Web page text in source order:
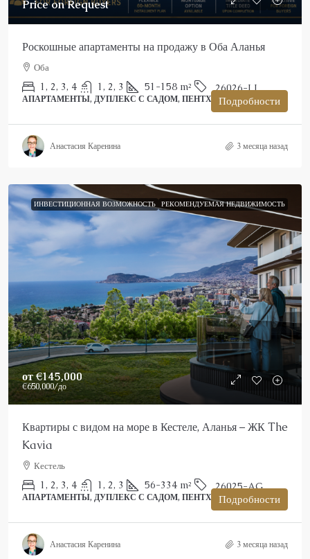
Price on Request
Роскошные апартаменты на продажу в Оба Аланья
Оба
1, 2, 3, 4 1, 2, 3 51-158 m² 26026-LI
АПАРТАМЕНТЫ, ДУПЛЕКС С САДОМ, ПЕНТХАУСПодробности
Анастасия Каренина 3 месяца назад
ИНВЕСТИЦИОННАЯ ВОЗМОЖНОСТЬ РЕКОМЕНДУЕМАЯ НЕДВИЖИМОСТЬ
от€145,000
€650,000/до
Квартиры с видом на море в Кестеле, Аланья – ЖК The
Kavia
Кестель
1, 2, 3, 4 1, 2, 3 56-334 m² 26025-AG
АПАРТАМЕНТЫ, ДУПЛЕКС С САДОМ, ПЕНТХАУСПодробности
Анастасия Каренина 3 месяца назад